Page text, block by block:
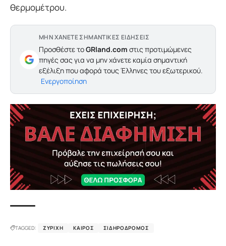
θερμομέτρου.
ΜΗΝ ΧΑΝΕΤΕ ΣΗΜΑΝΤΙΚΕΣ ΕΙΔΗΣΕΙΣ
Προσθέστε τοGRland.com στις προτιμώμενες
πηγές σας για να μην χάνετε καμία σημαντική
εξέλιξη που αφορά τους Έλληνες του εξωτερικού.
Ενεργοποίηση
TAGGED: ΖΥΡΊΧΗ ΚΑΙΡΌΣ ΣΙΔΗΡΌΔΡΟΜΟΣ